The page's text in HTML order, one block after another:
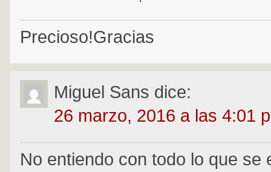
Precioso!Gracias
Miguel Sans dice:
26 marzo, 2016 a las 4:01
No entiendo con todo lo que se